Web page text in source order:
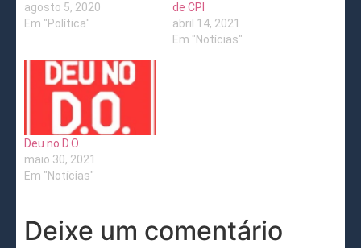
agosto 5, 2020
Em "Política"
de CPI
abril 14, 2021
Em "Notícias"
Deu no D.O.
maio 30, 2021
Em "Notícias"
Deixe um comentário